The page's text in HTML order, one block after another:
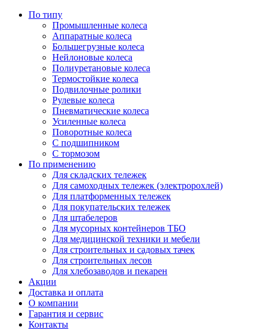
По типу
Промышленные колеса
Аппаратные колеса
Большегрузные колеса
Нейлоновые колеса
Полиуретановые колеса
Термостойкие колеса
Подвилочные ролики
Рулевые колеса
Пневматические колеса
Усиленные колеса
Поворотные колеса
С подшипником
С тормозом
По применению
Для складских тележек
Для самоходных тележек (электророхлей)
Для платформенных тележек
Для покупательских тележек
Для штабелеров
Для мусорных контейнеров ТБО
Для медицинской техники и мебели
Для строительных и садовых тачек
Для строительных лесов
Для хлебозаводов и пекарен
Акции
Доставка и оплата
О компании
Гарантия и сервис
Контакты